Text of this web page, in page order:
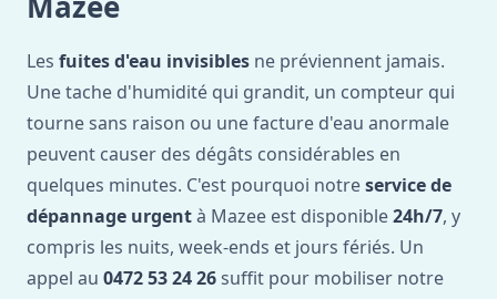
Les fuites d'eau invisibles ne préviennent jamais.
Une tache d'humidité qui grandit, un compteur qui
tourne sans raison ou une facture d'eau anormale
peuvent causer des dégâts considérables en
quelques minutes. C'est pourquoi notreservice de
dépannage urgentà Mazee est disponible24h/7, y
compris les nuits, week-ends et jours fériés. Un
appel au 0472 53 24 26 suffit pour mobiliser notre